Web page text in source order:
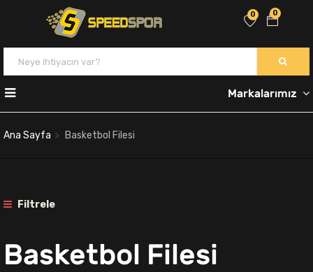
0
0
Markalarımız
Ana Sayfa Basketbol Filesi
Filtrele
Basketbol Filesi